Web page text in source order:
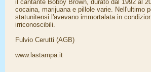
il cantante Bobby Brown, durato dal 1992 al
cocaina, marijuana e pillole varie. Nell'ultimo
statunitensi l'avevano immortalata in
irriconoscibili.
Fulvio Cerutti (AGB)
www.lastampa.it